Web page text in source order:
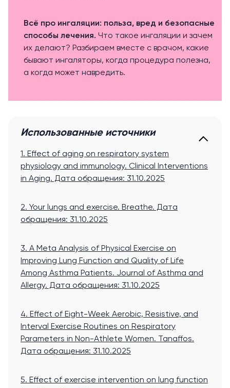
Всё про ингаляции: польза, вред и безопасные
способы лечения. Что такое ингаляции и зачем
их делают? Разбираем вместе с врачом, какие
бывают ингаляторы, когда процедура полезна,
а когда может навредить.
Использованные источники
1. Effect of aging on respiratory system
physiology and immunology. Clinical Interventions
in Aging. Дата обращения: 31.10.2025
2. Your lungs and exercise. Breathe. Дата
обращения: 31.10.2025
3. A Meta Analysis of Physical Exercise on
Improving Lung Function and Quality of Life
Among Asthma Patients. Journal of Asthma and
Allergy. Дата обращения: 31.10.2025
4. Effect of Eight-Week Aerobic, Resistive, and
Interval Exercise Routines on Respiratory
Parameters in Non-Athlete Women. Tanaffos.
Дата обращения: 31.10.2025
5. Effect of exercise intervention on lung function